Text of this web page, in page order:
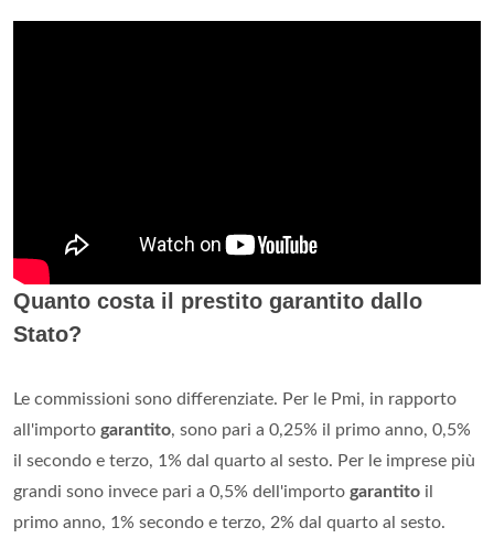
Quanto costa il prestito garantito dallo
Stato?
Le commissioni sono differenziate. Per le Pmi, in rapporto
all'importo garantito, sono pari a 0,25% il primo anno, 0,5%
il secondo e terzo, 1% dal quarto al sesto. Per le imprese più
grandi sono invece pari a 0,5% dell'importo garantito il
primo anno, 1% secondo e terzo, 2% dal quarto al sesto.